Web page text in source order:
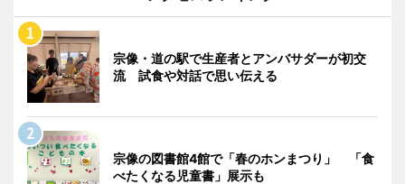
宗像・道の駅で生産者とアンバサダーが初交
流 試食や対話で思い伝える
宗像の図書館4館で「春のホンまつり」 「食
べたくなる児童書」展示も